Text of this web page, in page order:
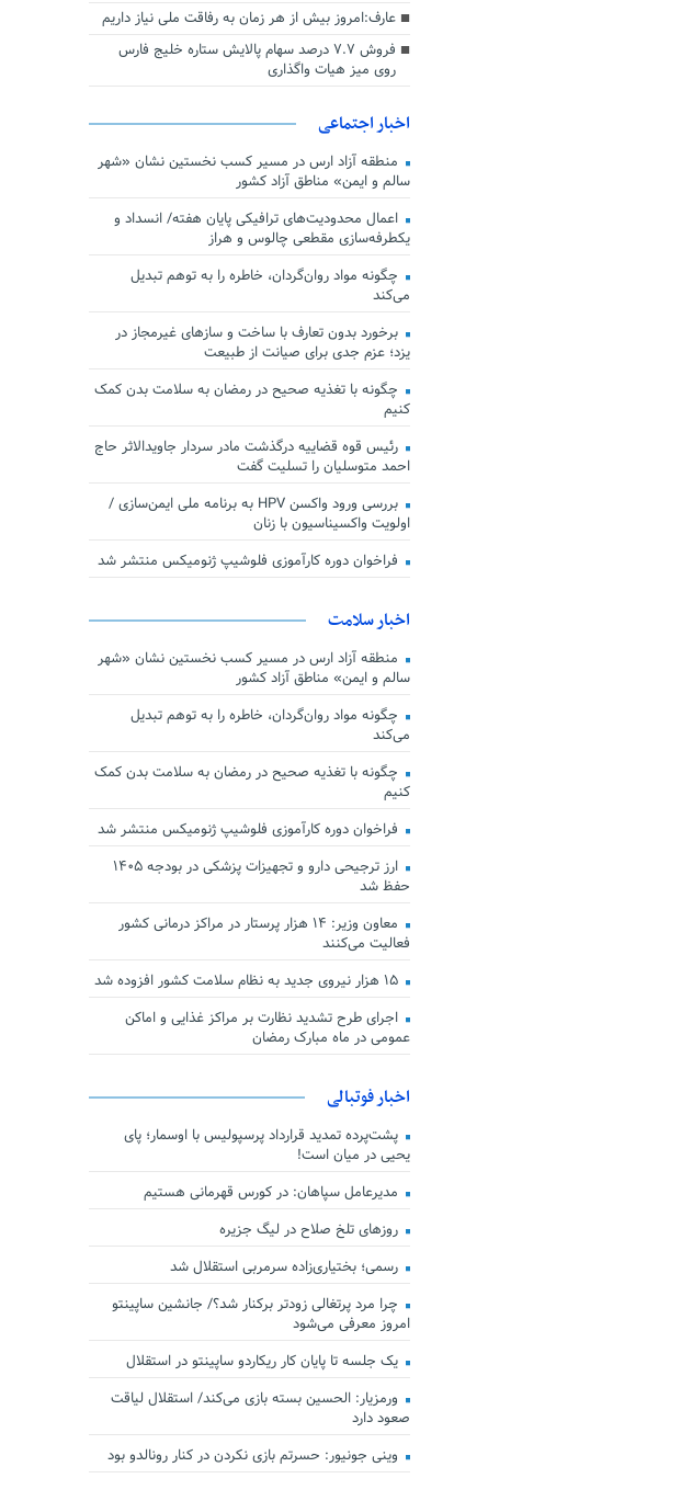
عارف:امروز بیش از هر زمان به رفاقت ملی نیاز داریم
فروش ۷.۷ درصد سهام پالایش ستاره خلیج فارس
روی میز هیات واگذاری
اخبار اجتماعی
منطقه آزاد ارس در مسیر کسب نخستین نشان «شهر
سالم و ایمن» مناطق آزاد کشور
اعمال محدودیت‌های ترافیکی پایان هفته/ انسداد و
یکطرفه‌سازی مقطعی چالوس و هراز
چگونه مواد روان‌گردان، خاطره را به توهم تبدیل
می‌کند
برخورد بدون تعارف با ساخت‌ و سازهای غیرمجاز در
یزد؛ عزم جدی برای صیانت از طبیعت
چگونه با تغذیه صحیح در رمضان به سلامت بدن کمک
کنیم
رئیس قوه قضاییه درگذشت مادر سردار جاویدالاثر حاج
احمد متوسلیان را تسلیت گفت
بررسی ورود واکسن HPV به برنامه ملی ایمن‌سازی /
اولویت واکسیناسیون با زنان
فراخوان دوره کارآموزی فلوشیپ ژنومیکس منتشر شد
اخبار سلامت
منطقه آزاد ارس در مسیر کسب نخستین نشان «شهر
سالم و ایمن» مناطق آزاد کشور
چگونه مواد روان‌گردان، خاطره را به توهم تبدیل
می‌کند
چگونه با تغذیه صحیح در رمضان به سلامت بدن کمک
کنیم
فراخوان دوره کارآموزی فلوشیپ ژنومیکس منتشر شد
ارز ترجیحی دارو و تجهیزات پزشکی در بودجه ۱۴۰۵
حفظ شد
معاون وزیر: ۱۴ هزار پرستار در مراکز درمانی کشور
فعالیت می‌کنند
۱۵ هزار نیروی جدید به نظام سلامت کشور افزوده شد
اجرای طرح تشدید نظارت بر مراکز غذایی و اماکن
عمومی در ماه مبارک رمضان
اخبار فوتبالی
پشت‌پرده تمدید قرارداد پرسپولیس با اوسمار؛ پای
یحیی در میان است!
مدیرعامل سپاهان: در کورس قهرمانی هستیم
روزهای تلخ صلاح در لیگ جزیره
رسمی؛ بختیاری‌زاده سرمربی استقلال شد
چرا مرد پرتغالی زودتر برکنار شد؟/ جانشین ساپینتو
امروز معرفی می‌شود
یک جلسه تا پایان کار ریکاردو ساپینتو در استقلال
ورمزیار: الحسین بسته بازی می‌کند/ استقلال لیاقت
صعود دارد
وینی جونیور: حسرتم بازی نکردن در کنار رونالدو بود